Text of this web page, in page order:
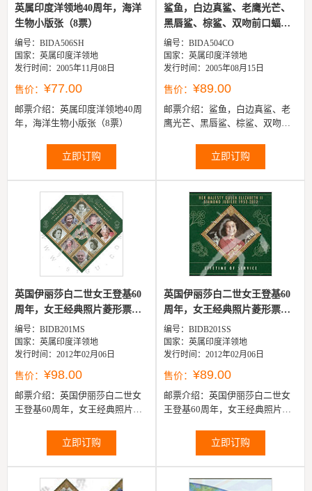
英属印度洋领地40周年，海洋
生物小版张（8票）
编号：BIDA506SH
国家：英属印度洋领地
发行时间：2005年11月08日
售价： ¥77.00
邮票介绍： 英属印度洋领地40周
年，海洋生物小版张（8票）
立即订购
鲨鱼，白边真鲨、老鹰光芒、
黑唇鲨、棕鲨、双吻前口蝠鲼
及灰...
编号：BIDA504CO
国家：英属印度洋领地
发行时间：2005年08月15日
售价： ¥89.00
邮票介绍： 鲨鱼，白边真鲨、老
鹰光芒、黑唇鲨、棕鲨、双吻前
立即订购
英国伊丽莎白二世女王登基60
周年，女王经典照片菱形票
钻...
编号：BIDB201MS
国家：英属印度洋领地
发行时间：2012年02月06日
售价： ¥98.00
邮票介绍： 英国伊丽莎白二世女
王登基60周年，女王经典照片菱
立即订购
英国伊丽莎白二世女王登基60
周年，女王经典照片菱形票
小...
编号：BIDB201SS
国家：英属印度洋领地
发行时间：2012年02月06日
售价： ¥89.00
邮票介绍： 英国伊丽莎白二世女
王登基60周年，女王经典照片菱
立即订购